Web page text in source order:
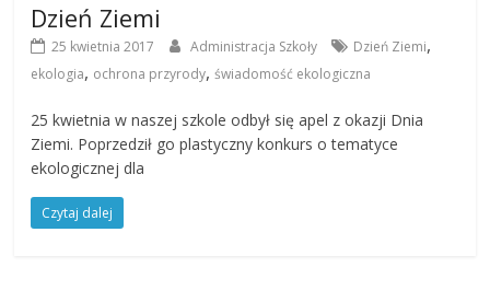
Dzień Ziemi
25 kwietnia 2017 Administracja Szkoły Dzień Ziemi,
ekologia, ochrona przyrody,świadomość ekologiczna
25 kwietnia w naszej szkole odbył się apel z okazji Dnia
Ziemi. Poprzedził go plastyczny konkurs o tematyce
ekologicznej dla
Czytaj dalej